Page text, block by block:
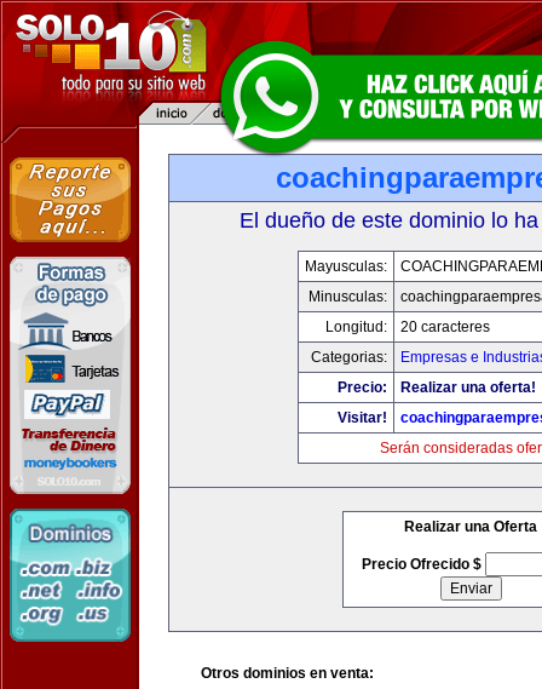
El dueño de este dominio lo
Mayusculas:
Minusculas:
Longitud:
20 caracteres
Categorias:
Empresas e
Precio:
Realizar una oferta!
Visitar!
Serán consideradas
Realizar una Oferta
Precio Ofrecido $
Otros dominios en venta: